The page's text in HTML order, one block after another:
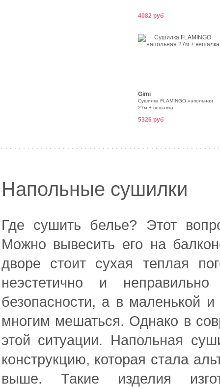
4082 руб
Gimi
Сушилка FLAMINGO напольная
27м + вешалка
5326 руб
Напольные сушилки
Где сушить белье? Этот
Можно вывесить его на
дворе стоит сухая теплая
неэстетично и
безопасности, а в маленькой
многим мешаться. Однако в
этой ситуации. Напольная
конструкцию, которая стала
выше. Такие изделия